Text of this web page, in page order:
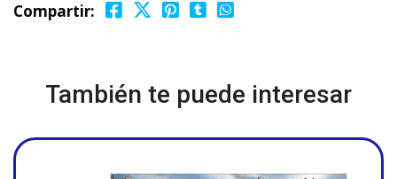
Compartir:
También te puede interesar